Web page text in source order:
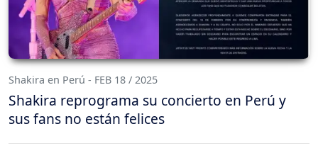
Shakira en Perú - FEB 18 / 2025
Shakira reprograma su concierto en Perú y
sus fans no están felices